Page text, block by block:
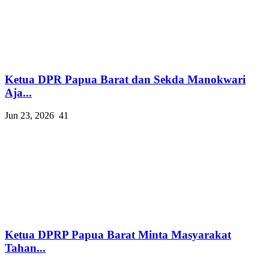
Ketua DPR Papua Barat dan Sekda Manokwari
Aja...
Jun 23, 2026 41
Ketua DPRP Papua Barat Minta Masyarakat
Tahan...